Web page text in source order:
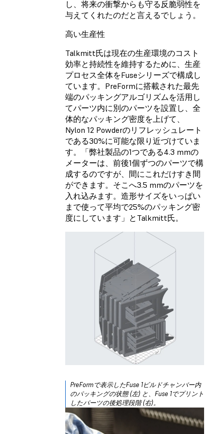
し、将来の衝撃からも守る反脆弱性を
与えてくれたのだと言えるでしょう。
高い生産性
Talkmitt氏は現在の生産環境のコスト
効率と持続性を維持するために、生産
プロセス全体をFuseシリーズで構成し
ています。PreFormに搭載された最先
端のパッキングアルゴリズムを活用し
てパーツ内に別のパーツを設置し、全
体的なパッキング密度を上げて、
Nylon 12 Powderのリフレッシュレート
である30%に可能な限り近づけていま
す。「弊社製品の1つである4.3 mmの
メーターは、前後1個ずつのパーツで構
成するのですが、間にこれだけすき間
ができます。そこへ3.5 mmのパーツを
入れ込みます。造形サイズをいっぱい
まで使って平均で25%のパッキング密
度にしています」とTalkmitt氏。
PreFormで表示したFuse 1ビルドチャンバー内
のパッキングの状態 (左) と、Fuse 1でプリント
したパーツの後処理段階 (右)。